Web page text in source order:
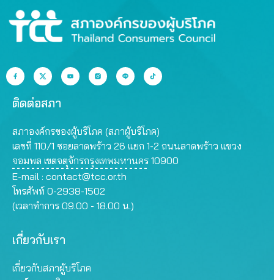
ติดต่อสภา
สภาองค์กรของผู้บริโภค (สภาผู้บริโภค)
เลขที่ 110/1 ซอยลาดพร้าว 26 แยก 1-2 ถนนลาดพร้าว แขวง
จอมพล เขตจตุจักรกรุงเทพมหานคร 10900
E-mail : contact@tcc.or.th
โทรศัพท์ 0-2938-1502
(เวลาทำการ 09.00 - 18.00 น.)
เกี่ยวกับเรา
เกี่ยวกับสภาผู้บริโภค